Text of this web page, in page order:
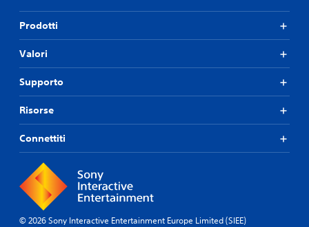
Prodotti
Valori
Supporto
Risorse
Connettiti
© 2026 Sony Interactive Entertainment Europe Limited (SIEE)